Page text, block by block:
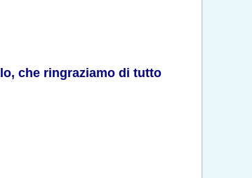
che ringraziamo di tutto